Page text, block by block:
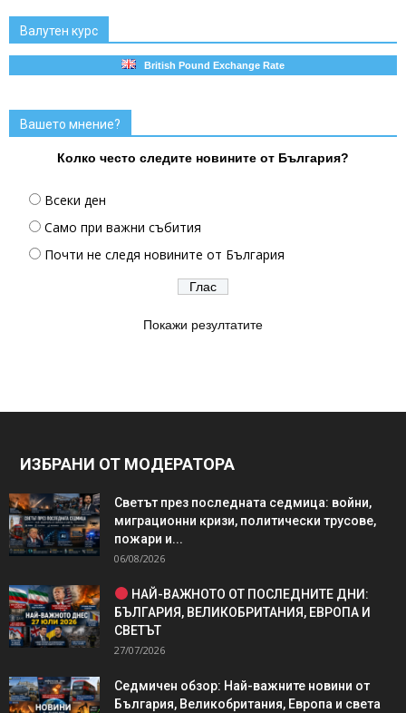
Валутен курс
British Pound Exchange Rate
Вашето мнение?
Колко често следите новините от България?
Всеки ден
Само при важни събития
Почти не следя новините от България
Покажи резултатите
ИЗБРАНИ ОТ МОДЕРАТОРА
Светът през последната седмица: войни,
миграционни кризи, политически трусове,
пожари и...
06/08/2026
НАЙ-ВАЖНОТО ОТ ПОСЛЕДНИТЕ ДНИ:
БЪЛГАРИЯ, ВЕЛИКОБРИТАНИЯ, ЕВРОПА И
СВЕТЪТ
27/07/2026
Седмичен обзор: Най-важните новини от
България, Великобритания, Европа и света